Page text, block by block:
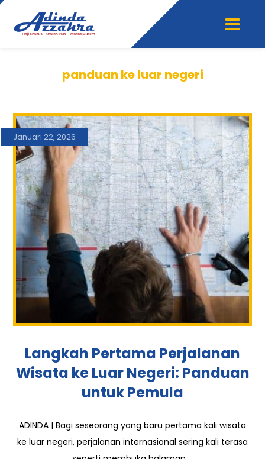
panduan ke luar negeri
Langkah Pertama Perjalanan
Wisata ke Luar Negeri: Panduan
untuk Pemula
Januari 22, 2026
ADINDA | Bagi seseorang yang baru pertama kali wisata
ke luar negeri, perjalanan internasional sering kali terasa